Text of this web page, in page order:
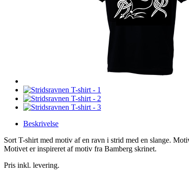
Beskrivelse
Sort T-shirt med motiv af en ravn i strid med en slange.
Motivet er inspireret af motiv fra Bamberg skrinet.
Pris inkl. levering.